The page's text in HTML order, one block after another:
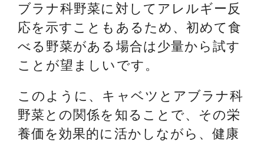
ブラナ科野菜に対してアレルギー反
応を示すこともあるため、初めて食
べる野菜がある場合は少量から試す
ことが望ましいです。
このように、キャベツとアブラナ科
野菜との関係を知ることで、その栄
養価を効果的に活かしながら、健康